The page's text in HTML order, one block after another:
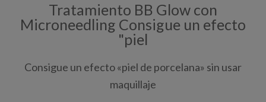
Tratamiento BB Glow con
Microneedling Consigue un efecto
"piel
Consigue un efecto «piel de porcelana» sin usar
maquillaje